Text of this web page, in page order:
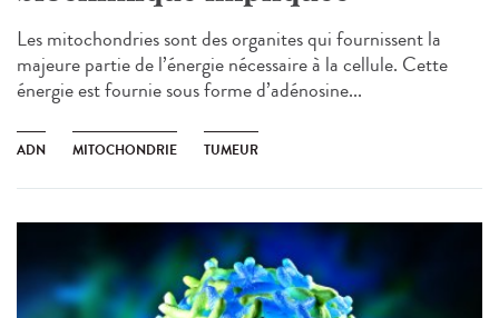
Les mitochondries sont des organites qui fournissent la
majeure partie de l’énergie nécessaire à la cellule. Cette
énergie est fournie sous forme d’adénosine...
ADN MITOCHONDRIE TUMEUR